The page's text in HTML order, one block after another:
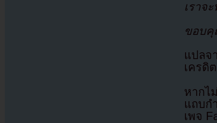
เราจ
ขอบคุ
แปล
เครดิ
หากไ
แถบก
เพจ